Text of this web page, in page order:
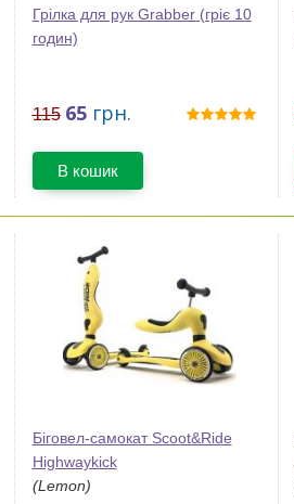
Грілка для рук Grabber (гріє 10
годин)
115 65 грн.
В кошик
Біговел-самокат Scoot&Ride
Highwaykick
(Lemon)